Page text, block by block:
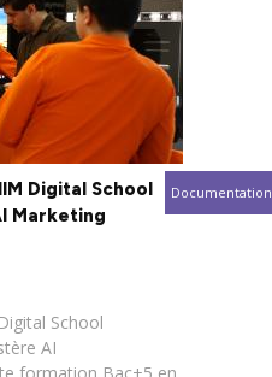
Documentation
Digital School
Marketing
School
AI
formation Bac+5 en